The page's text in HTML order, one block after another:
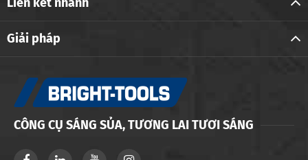
Giải pháp
CÔNG CỤ SÁNG SỦA, TƯƠNG LAI TƯƠI SÁNG